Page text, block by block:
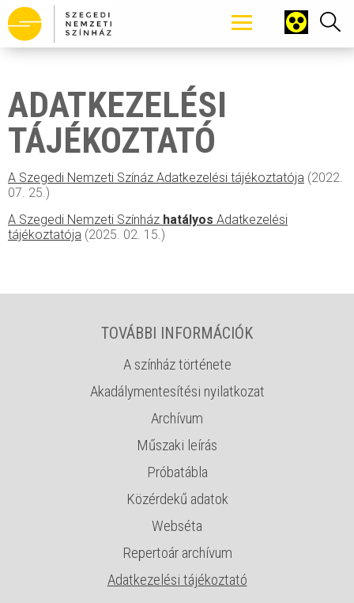
ADATKEZELÉSI
TÁJÉKOZTATÓ
A Szegedi Nemzeti Színáz Adatkezelési tájékoztatója (2022.
07. 25.)
A Szegedi Nemzeti Színház hatályos Adatkezelési
tájékoztatója (2025. 02. 15.)
TOVÁBBI INFORMÁCIÓK
A színház története
Akadálymentesítési nyilatkozat
Archívum
Műszaki leírás
Próbatábla
Közérdekű adatok
Webséta
Repertoár archívum
Adatkezelési tájékoztató